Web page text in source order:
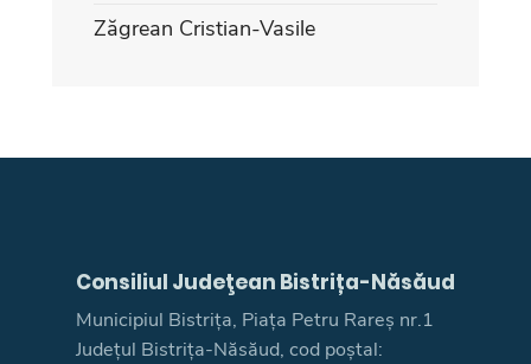
Zăgrean Cristian-Vasile
Consiliul Judeţean Bistrița-Năsăud
Municipiul Bistrița, Piața Petru Rareș nr.1
Județul Bistrița-Năsăud, cod poștal: